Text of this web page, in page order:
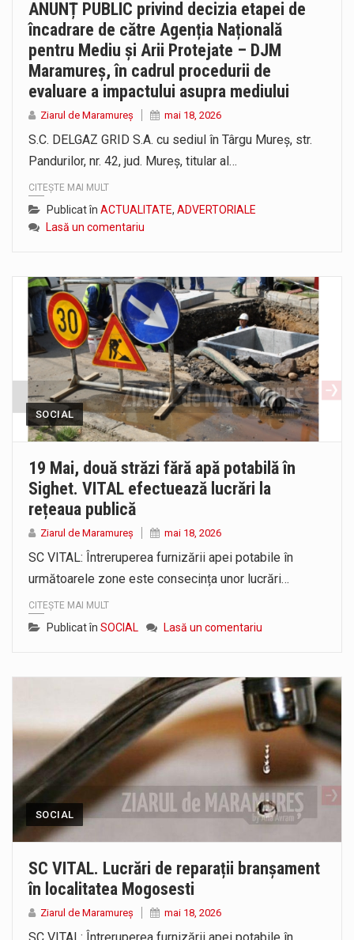
ANUNȚ PUBLIC privind decizia etapei de
încadrare de către Agenția Națională
pentru Mediu și Arii Protejate – DJM
Maramureș, în cadrul procedurii de
evaluare a impactului asupra mediului
Ziarul de Maramureș mai 18, 2026
S.C. DELGAZ GRID S.A. cu sediul în Târgu Mureș, str.
Pandurilor, nr. 42, jud. Mureș, titular al…
CITEȘTE MAI MULT
Publicat în ACTUALITATE, ADVERTORIALE
Lasă un comentariu
SOCIAL
19 Mai, două străzi fără apă potabilă în
Sighet. VITAL efectuează lucrări la
rețeaua publică
Ziarul de Maramureș mai 18, 2026
SC VITAL: Întreruperea furnizării apei potabile în
următoarele zone este consecința unor lucrări…
CITEȘTE MAI MULT
Publicat în SOCIAL Lasă un comentariu
SOCIAL
SC VITAL. Lucrări de reparații branșament
în localitatea Mogosesti
Ziarul de Maramureș mai 18, 2026